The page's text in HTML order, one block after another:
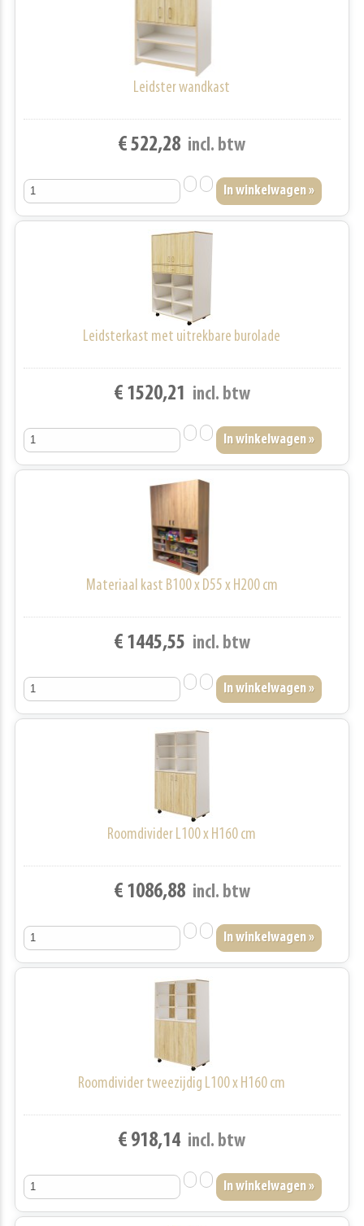
Leidster wandkast
€ 522,28 incl. btw
Leidsterkast met uitrekbare burolade
€ 1520,21 incl. btw
Materiaal kast B100 x D55 x H200 cm
€ 1445,55 incl. btw
Roomdivider L100 x H160 cm
€ 1086,88 incl. btw
Roomdivider tweezijdig L100 x H160 cm
€ 918,14 incl. btw